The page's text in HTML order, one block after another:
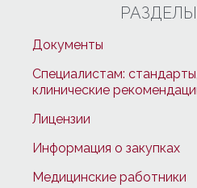
Документы
Специалистам:
клинические
Лицензии
Информация о закупках
Медицинские работники